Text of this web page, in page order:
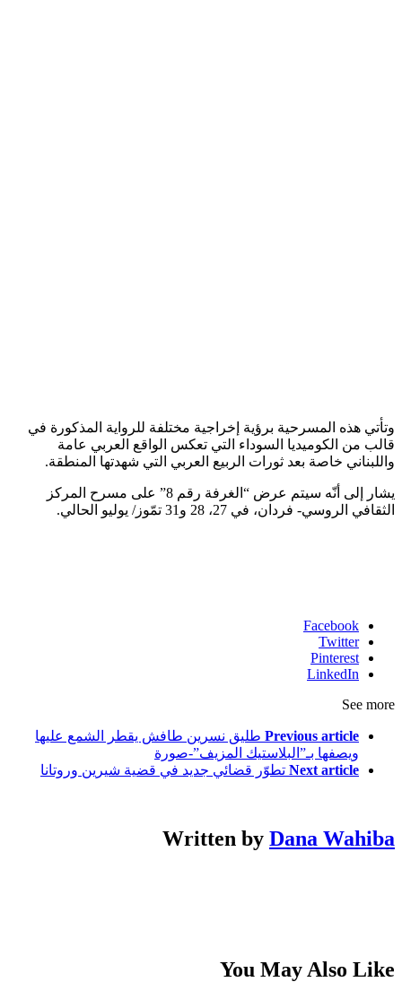
وتأتي هذه المسرحية برؤية إخراجية مختلفة للرواية المذكورة في
قالب من الكوميديا السوداء التي تعكس الواقع العربي عامة
واللبناني خاصة بعد ثورات الربيع العربي التي شهدتها المنطقة.
يشار إلى أنّه سيتم عرض “الغرفة رقم 8” على مسرح المركز
الثقافي الروسي- فردان، في 27، 28 و31 تمّوز/ يوليو الحالي.
Facebook
Twitter
Pinterest
LinkedIn
See more
Previous article طليق نسرين طافش يقطر الشمع عليها
ويصفها بـ”البلاستيك المزيف”-صورة
Next article تطوّر قضائي جديد في قضية شيرين وروتانا
Written by Dana Wahiba
You May Also Like